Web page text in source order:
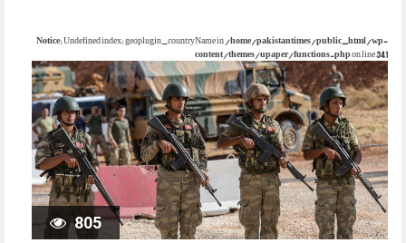
Notice: Undefined index: geoplugin_countryName in /home/pakistantimes/public_html/wp-
content/themes/upaper/functions.php on line341
805